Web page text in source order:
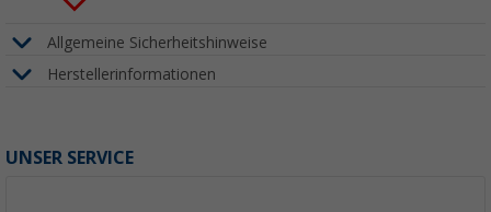
Allgemeine Sicherheitshinweise
Herstellerinformationen
UNSER SERVICE